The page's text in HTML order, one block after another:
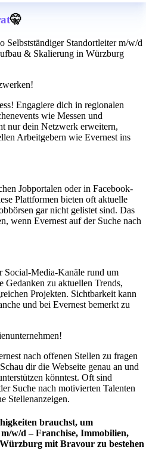
🤫
Selbstständiger Standortleiter m/w/d
& Skalierung in Würzburg
Engagiere dich in regionalen
wie Messen und
nur dein Netzwerk erweitern,
Arbeitgebern wie Evernest ins
Jobportalen oder in Facebook-
Plattformen bieten oft aktuelle
gar nicht gelistet sind. Das
wenn Evernest auf der Suche nach
Social-Media-Kanäle rund um
Gedanken zu aktuellen Trends,
Projekten. Sichtbarkeit kann
und bei Evernest bemerkt zu
nach offenen Stellen zu fragen
dir die Webseite genau an und
könntest. Oft sind
Suche nach motivierten Talenten
Stellenanzeigen.
brauchst, um
w/d – Franchise, Immobilien,
mit Bravour zu bestehen